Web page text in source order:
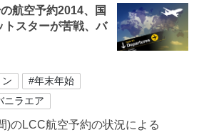
航空予約2014、国
トスターが苦戦、バ
#年末年始
ニラエア
)のLCC航空予約の状況による